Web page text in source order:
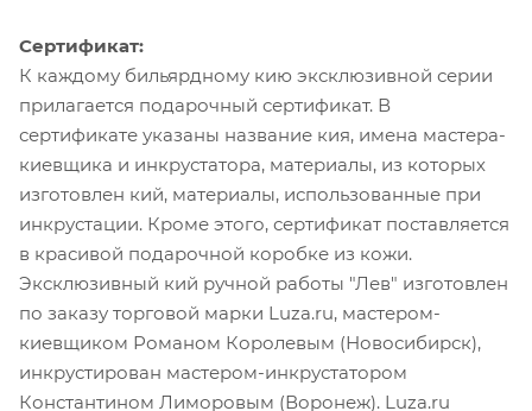
Сертификат:
К каждому бильярдному кию эксклюзивной серии
прилагается подарочный сертификат. В
сертификате указаны название кия, имена мастера-
киевщика и инкрустатора, материалы, из которых
изготовлен кий, материалы, использованные при
инкрустации. Кроме этого, сертификат поставляется
в красивой подарочной коробке из кожи.
Эксклюзивный кий ручной работы "Лев" изготовлен
по заказу торговой марки Luza.ru, мастером-
киевщиком Романом Королевым (Новосибирск),
инкрустирован мастером-инкрустатором
Константином Лиморовым (Воронеж). Luza.ru